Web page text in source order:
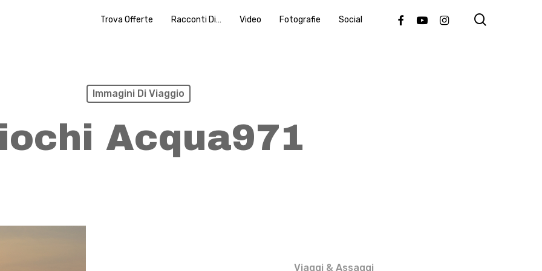
Trova Offerte Racconti Di… Video Fotografie Social FacebookYoutubeInstagram
Immagini Di Viaggio
Acqua971
Viaggi & Assaggi